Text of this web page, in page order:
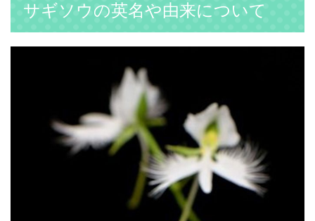
サギソウの英名や由来について